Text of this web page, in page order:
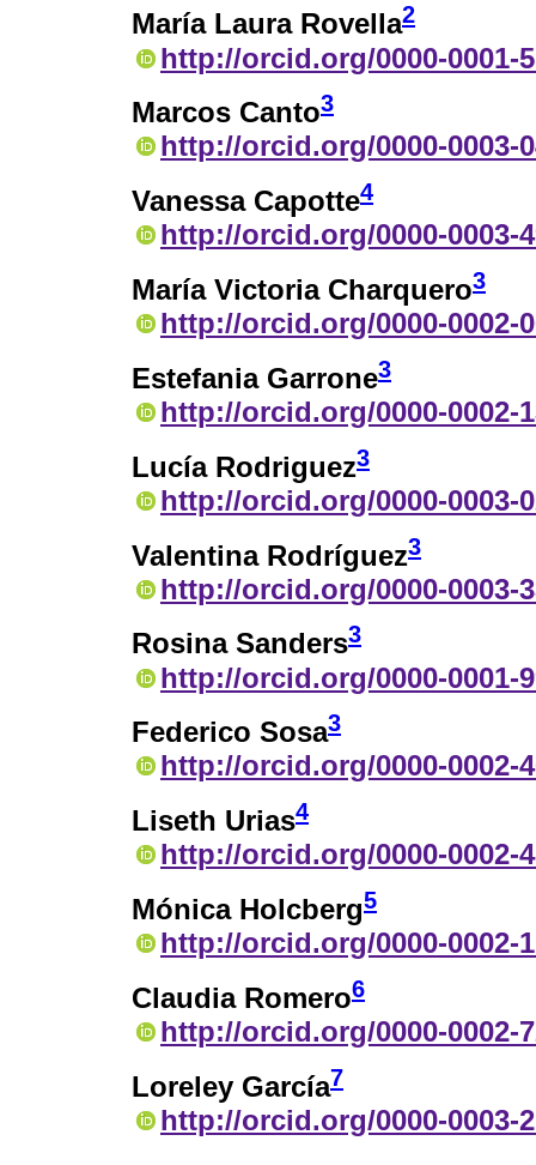
María Laura Rovella2
http://orcid.org/0000-0001-
Marcos Canto3
http://orcid.org/0000-0003-
Vanessa Capotte4
http://orcid.org/0000-0003-
María Victoria Charquero3
http://orcid.org/0000-0002-
Estefania Garrone3
http://orcid.org/0000-0002-
Lucía Rodriguez3
http://orcid.org/0000-0003-
Valentina Rodríguez3
http://orcid.org/0000-0003-
Rosina Sanders3
http://orcid.org/0000-0001-
Federico Sosa3
http://orcid.org/0000-0002-
Liseth Urias4
http://orcid.org/0000-0002-
Mónica Holcberg5
http://orcid.org/0000-0002-
Claudia Romero6
http://orcid.org/0000-0002-
Loreley García7
http://orcid.org/0000-0003-